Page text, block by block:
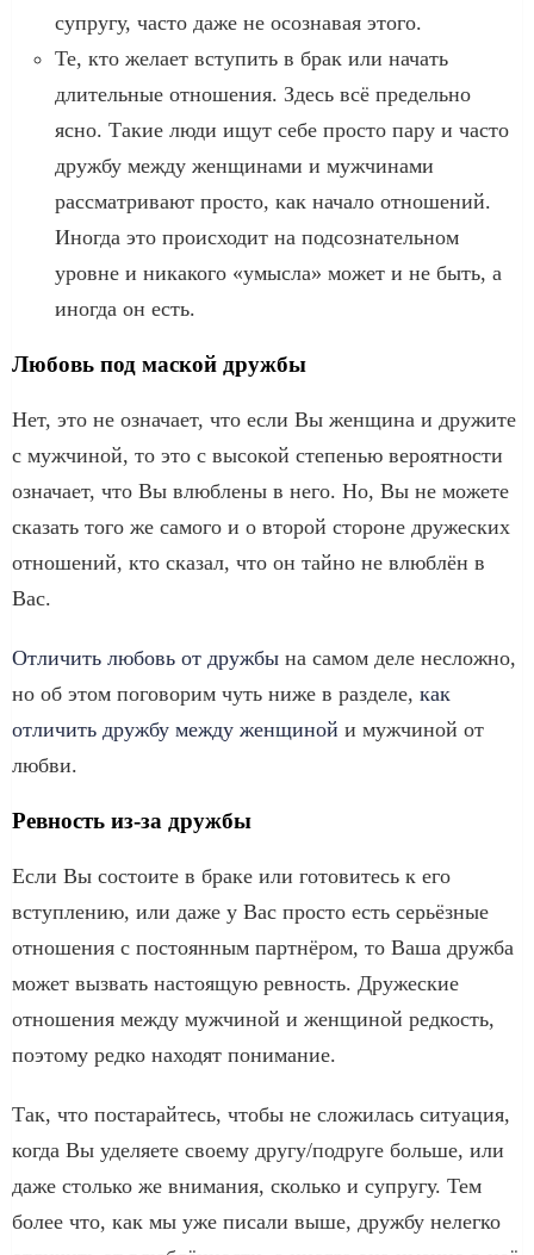
супругу, часто даже не осознавая этого.
Те, кто желает вступить в брак или начать
длительные отношения. Здесь всё предельно
ясно. Такие люди ищут себе просто пару и часто
дружбу между женщинами и мужчинами
рассматривают просто, как начало отношений.
Иногда это происходит на подсознательном
уровне и никакого «умысла» может и не быть, а
иногда он есть.
Любовь под маской дружбы
Нет, это не означает, что если Вы женщина и дружите
с мужчиной, то это с высокой степенью вероятности
означает, что Вы влюблены в него. Но, Вы не можете
сказать того же самого и о второй стороне дружеских
отношений, кто сказал, что он тайно не влюблён в
Вас.
Отличить любовь от дружбы на самом деле несложно,
но об этом поговорим чуть ниже в разделе, как
отличить дружбу между женщиной и мужчиной от
любви.
Ревность из-за дружбы
Если Вы состоите в браке или готовитесь к его
вступлению, или даже у Вас просто есть серьёзные
отношения с постоянным партнёром, то Ваша дружба
может вызвать настоящую ревность. Дружеские
отношения между мужчиной и женщиной редкость,
поэтому редко находят понимание.
Так, что постарайтесь, чтобы не сложилась ситуация,
когда Вы уделяете своему другу/подруге больше, или
даже столько же внимания, сколько и супругу. Тем
более что, как мы уже писали выше, дружбу нелегко